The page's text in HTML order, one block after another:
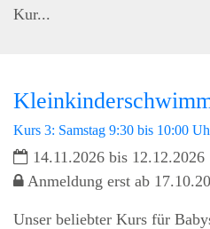
Kur...
Kurs 3: Samstag 9:30 bis 10:00
14.11.2026 bis 12.12.2026
Anmeldung erst ab
Unser beliebter Kurs für